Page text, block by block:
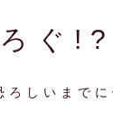
ぐ!?
ろしいまで